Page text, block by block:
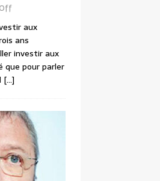
aux
ans
investir aux
que pour parler
[…]